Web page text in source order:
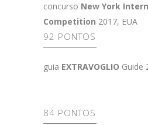
concurso New York
Competition 2017, EUA
92 PONTOS
guia EXTRAVOGLIO Guide
84 PONTOS